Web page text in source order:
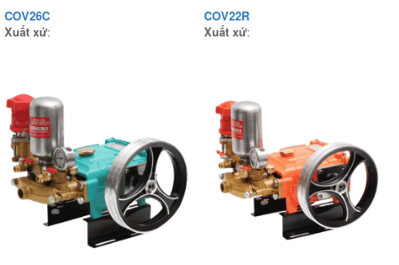
COV26C
Xuất xứ:
COV22R
Xuất xứ: